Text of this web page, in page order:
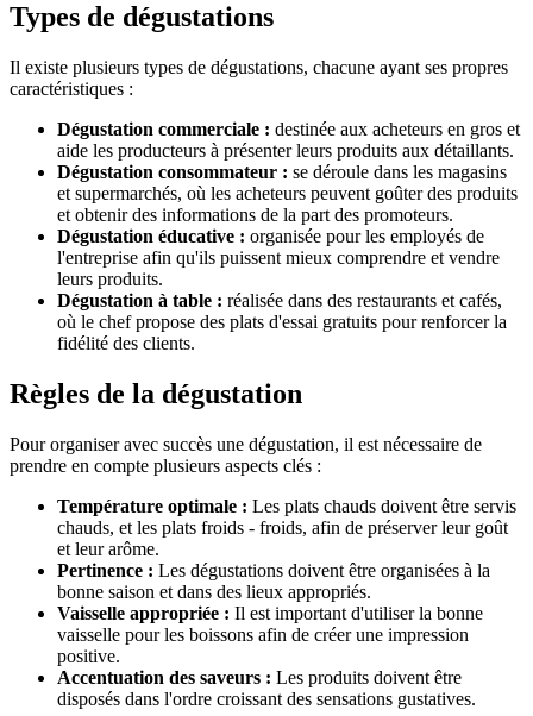
Types de dégustations
Il existe plusieurs types de dégustations, chacune ayant ses propres
caractéristiques :
Dégustation commerciale : destinée aux acheteurs en gros et
aide les producteurs à présenter leurs produits aux détaillants.
Dégustation consommateur : se déroule dans les magasins
et supermarchés, où les acheteurs peuvent goûter des produits
et obtenir des informations de la part des promoteurs.
Dégustation éducative : organisée pour les employés de
l'entreprise afin qu'ils puissent mieux comprendre et vendre
leurs produits.
Dégustation à table : réalisée dans des restaurants et cafés,
où le chef propose des plats d'essai gratuits pour renforcer la
fidélité des clients.
Règles de la dégustation
Pour organiser avec succès une dégustation, il est nécessaire de
prendre en compte plusieurs aspects clés :
Température optimale : Les plats chauds doivent être servis
chauds, et les plats froids - froids, afin de préserver leur goût
et leur arôme.
Pertinence : Les dégustations doivent être organisées à la
bonne saison et dans des lieux appropriés.
Vaisselle appropriée : Il est important d'utiliser la bonne
vaisselle pour les boissons afin de créer une impression
positive.
Accentuation des saveurs : Les produits doivent être
disposés dans l'ordre croissant des sensations gustatives.